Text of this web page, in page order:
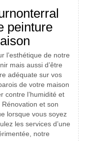
peinture
l’esthétique de notre
mais aussi d’être
adéquate sur vos
de votre maison
contre l’humidité et
et son
lorsque vous soyez
les services d’une
notre